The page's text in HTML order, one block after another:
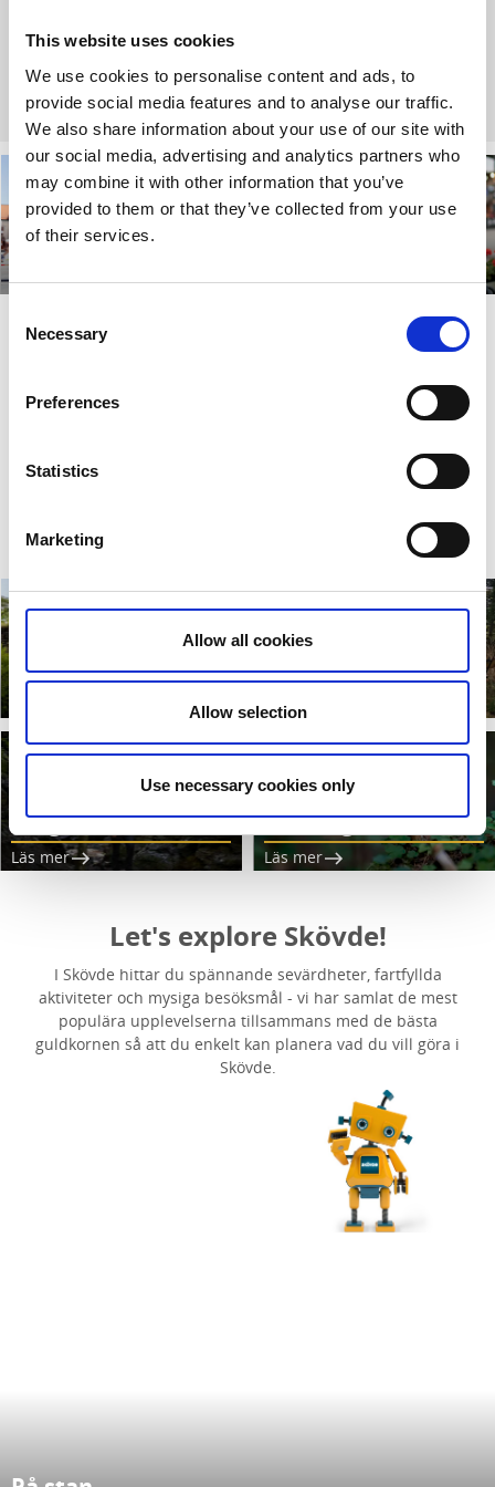
This website uses cookies
We use cookies to personalise content and ads, to
provide social media features and to analyse our traffic.
We also share information about your use of our site with
our social media, advertising and analytics partners who
may combine it with other information that you’ve
provided to them or that they’ve collected from your use
of their services.
Selection
Necessary
Preferences
Statistics
Marketing
Allow all cookies
Allow selection
Use necessary cookies only
Just book and enjoy!
Boka ditt boende i Skövde
Platåbergslanskapet på Billingen är både vackert och fullt av
variation. Här skiftar naturen inte bara färg i takt med
Killingarundan Getaloven
Läs mer
Bergaklivet
Läs mer
Trollstigen
Läs mer
Let's explore Skövde!
I Skövde hittar du spännande sevärdheter, fartfyllda
aktiviteter och mysiga besöksmål - vi har samlat de mest
populära upplevelserna tillsammans med de bästa
guldkornen så att du enkelt kan planera vad du vill göra i
Skövde.